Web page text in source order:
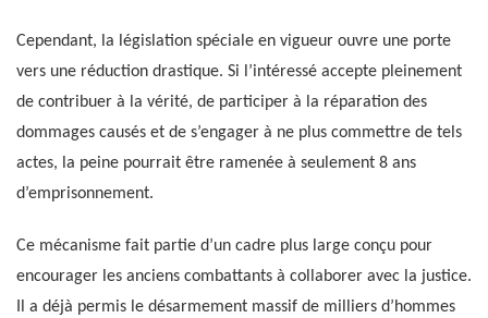
Cependant, la législation spéciale en vigueur ouvre une porte
vers une réduction drastique. Si l’intéressé accepte pleinement
de contribuer à la vérité, de participer à la réparation des
dommages causés et de s’engager à ne plus commettre de tels
actes, la peine pourrait être ramenée à seulement 8 ans
d’emprisonnement.
Ce mécanisme fait partie d’un cadre plus large conçu pour
encourager les anciens combattants à collaborer avec la justice.
Il a déjà permis le désarmement massif de milliers d’hommes